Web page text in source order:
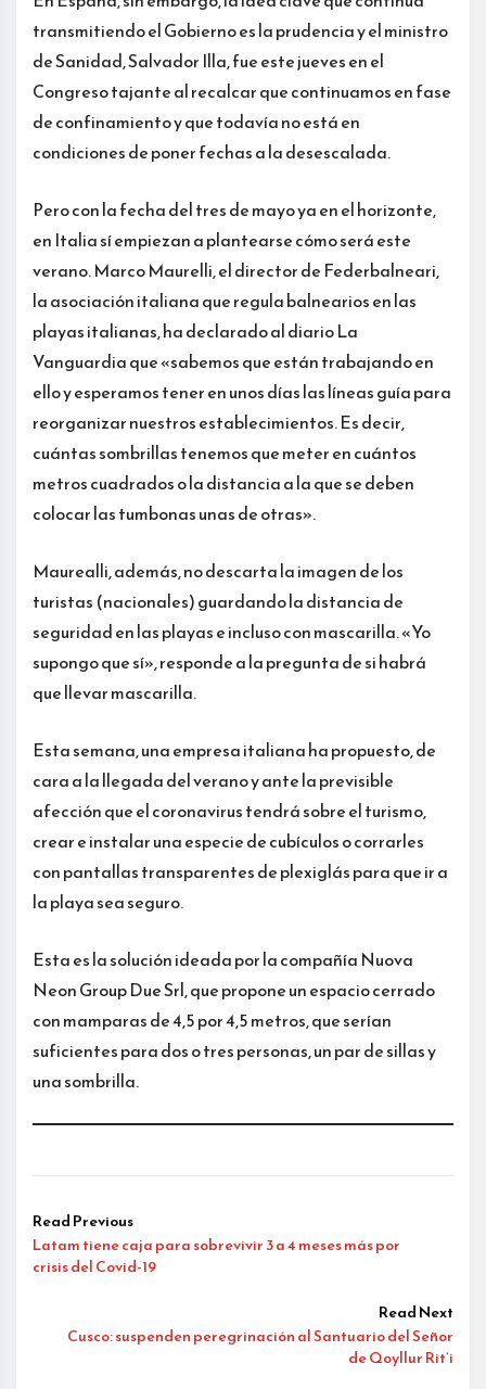
transmitiendo el Gobierno es la prudencia y el ministro
de Sanidad, Salvador Illa, fue este jueves en el
Congreso tajante al recalcar que continuamos en fase
de confinamiento y que todavía no está en
condiciones de poner fechas a la desescalada.
Pero con la fecha del tres de mayo ya en el horizonte,
en Italia sí empiezan a plantearse cómo será este
verano. Marco Maurelli, el director de Federbalneari,
la asociación italiana que regula balnearios en las
playas italianas, ha declarado al diario La
Vanguardia que «sabemos que están trabajando en
ello y esperamos tener en unos días las líneas guía para
reorganizar nuestros establecimientos. Es decir,
cuántas sombrillas tenemos que meter en cuántos
metros cuadrados o la distancia a la que se deben
colocar las tumbonas unas de otras».
Maurealli, además, no descarta la imagen de los
turistas (nacionales) guardando la distancia de
seguridad en las playas e incluso con mascarilla. «Yo
supongo que sí», responde a la pregunta de si habrá
que llevar mascarilla.
Esta semana, una empresa italiana ha propuesto, de
cara a la llegada del verano y ante la previsible
afección que el coronavirus tendrá sobre el turismo,
crear e instalar una especie de cubículos o corrarles
con pantallas transparentes de plexiglás para que ir a
la playa sea seguro.
Esta es la solución ideada por la compañía Nuova
Neon Group Due Srl, que propone un espacio cerrado
con mamparas de 4,5 por 4,5 metros, que serían
suficientes para dos o tres personas, un par de sillas y
una sombrilla.
Read Previous
Latam tiene caja para sobrevivir 3 a 4 meses más por
crisis del Covid-19
Read Next
Cusco: suspenden peregrinación al Santuario del Señor
de Qoyllur Rit’i